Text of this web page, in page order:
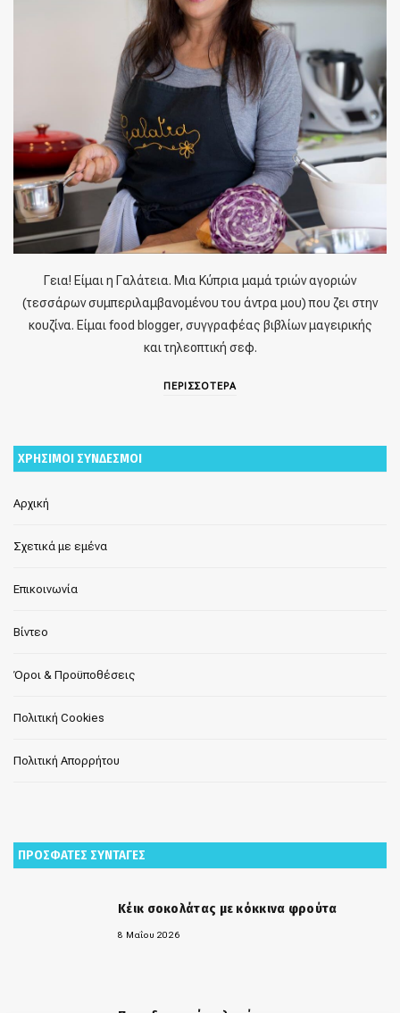
Γεια! Είμαι η Γαλάτεια. Μια Κύπρια μαμά τριών αγοριών
(τεσσάρων συμπεριλαμβανομένου του άντρα μου) που ζει στην
κουζίνα. Είμαι food blogger, συγγραφέας βιβλίων μαγειρικής
και τηλεοπτική σεφ.
ΠΕΡΙΣΣΟΤΕΡΑ
ΧΡΗΣΙΜΟΙ ΣΥΝΔΕΣΜΟΙ
Αρχική
Σχετικά με εμένα
Επικοινωνία
Βίντεο
Όροι & Προϋποθέσεις
Πολιτική Cookies
Πολιτική Απορρήτου
ΠΡΟΣΦΑΤΕΣ ΣΥΝΤΑΓΕΣ
Κέικ σοκολάτας με κόκκινα φρούτα
8 Μαΐου 2026